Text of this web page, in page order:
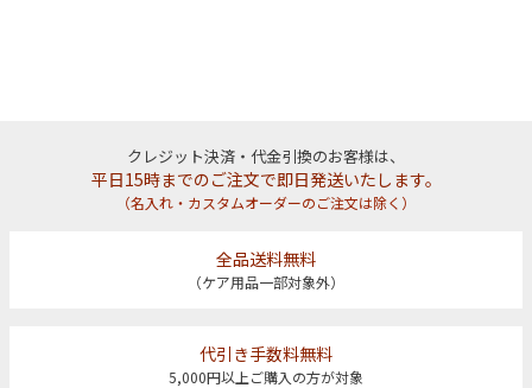
クレジット決済・代金引換のお客様は、
平日15時までのご注文で即日発送いたします。
（名入れ・カスタムオーダーのご注文は除く）
全品送料無料
（ケア用品一部対象外）
代引き手数料無料
5,000円以上ご購入の方が対象